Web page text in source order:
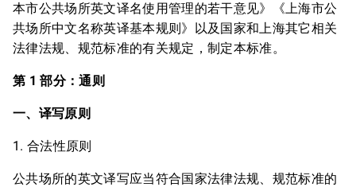
本市公共场所英文译名使用管理的若干意见》《上海市公
共场所中文名称英译基本规则》以及国家和上海其它相关
法律法规、规范标准的有关规定，制定本标准。
第 1 部分：通则
一、译写原则
1. 合法性原则
公共场所的英文译写应当符合国家法律法规、规范标准的